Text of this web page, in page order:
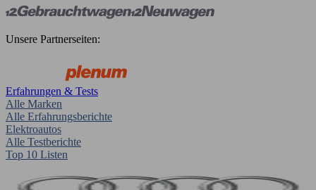
Unsere Partnerseiten:
Erfahrungen & Tests
Alle Marken
Alle Erfahrungsberichte
Elektroautos
Alle Testberichte
Top 10 Listen